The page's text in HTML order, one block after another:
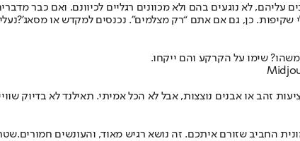
שקיפות. כן, גם אם אתם “רק מצלמים”. נכנסים למקדש או מסאג'?
שימו על הקרקע והם ייקחו.
זהב או אבנים נוצצות, אבל לא הכל אמיתי. תאילנד לא בדיוק
החביב שזורם איתכם. זה נושא רגיש מאוד, והעונשים חמורים.